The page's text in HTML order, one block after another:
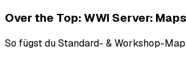
Over the Top: WWI Server:
So fügst du Standard- & Workshop-